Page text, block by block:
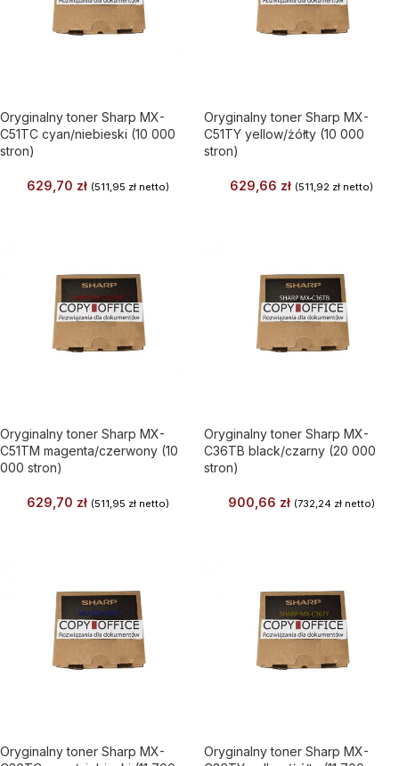
Oryginalny toner Sharp MX-
C51TC cyan/niebieski (10 000
stron)
629,70 zł (511,95 złnetto)
Oryginalny toner Sharp MX-
C51TY yellow/żółty (10 000
stron)
629,66 zł (511,92 zł netto)
Oryginalny toner Sharp MX-
C51TM magenta/czerwony (10
000 stron)
629,70 zł (511,95 złnetto)
Oryginalny toner Sharp MX-
C36TB black/czarny (20 000
stron)
900,66 zł (732,24 zł netto)
Oryginalny toner Sharp MX-
Oryginalny toner Sharp MX-